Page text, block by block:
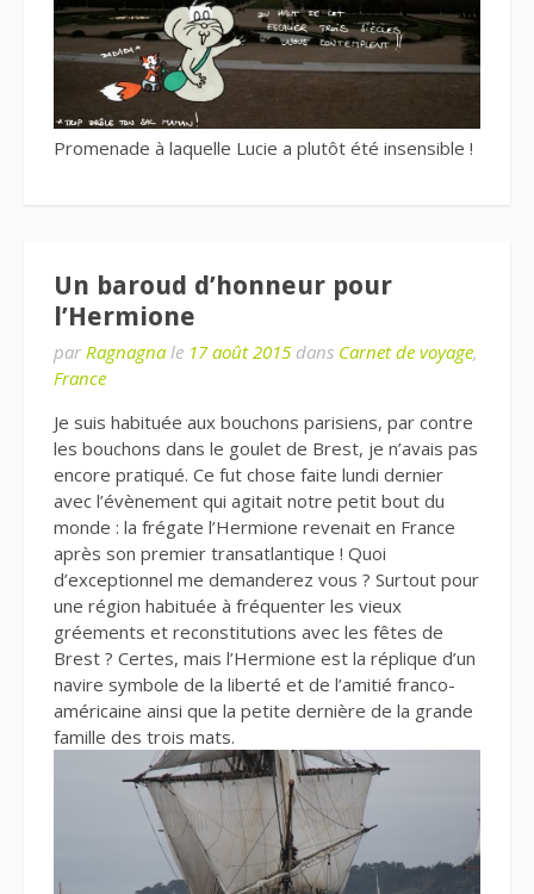
Promenade à laquelle Lucie a plutôt été insensible !
Un baroud d’honneur pour
l’Hermione
par Ragnagna le 17 août 2015 dans Carnet de voyage,
France
Je suis habituée aux bouchons parisiens, par contre
les bouchons dans le goulet de Brest, je n’avais pas
encore pratiqué. Ce fut chose faite lundi dernier
avec l’évènement qui agitait notre petit bout du
monde : la frégate l’Hermione revenait en France
après son premier transatlantique ! Quoi
d’exceptionnel me demanderez vous ? Surtout pour
une région habituée à fréquenter les vieux
gréements et reconstitutions avec les fêtes de
Brest ? Certes, mais l’Hermione est la réplique d’un
navire symbole de la liberté et de l’amitié franco-
américaine ainsi que la petite dernière de la grande
famille des trois mats.